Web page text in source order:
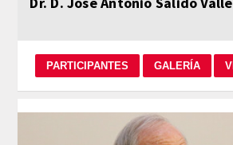
NORMATIVA
ESTATUTOS